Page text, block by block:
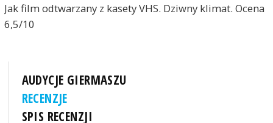
Jak film odtwarzany z kasety VHS. Dziwny klimat. Ocena
6,5/10
AUDYCJE GIERMASZU
RECENZJE
SPIS RECENZJI